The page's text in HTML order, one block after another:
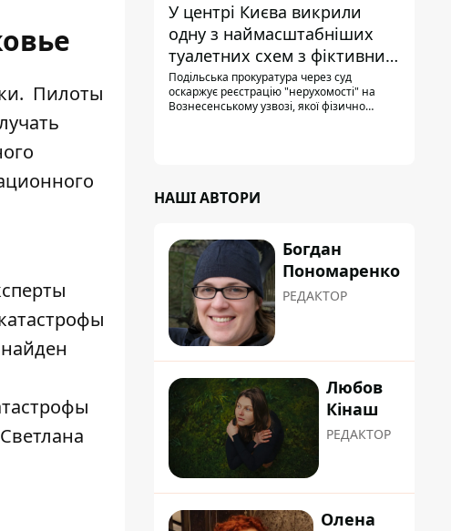
Пилоты
У центрі Києва викрили
одну з наймасштабніших
туалетних схем з фіктивним
будинком
Подільська прокуратура через суд
оскаржує реєстрацію "нерухомості" на
Вознесенському узвозі, якої фізично
НАШІ АВТОРИ
Богдан
Пономаренко
РЕДАКТОР
Любов
Кінаш
РЕДАКТОР
Олена